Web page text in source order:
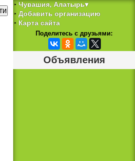
‣ Чувашия, Алатырь▾
‣ Добавить организацию
‣ Карта сайта
Поделитесь с друзьями:
Объявления